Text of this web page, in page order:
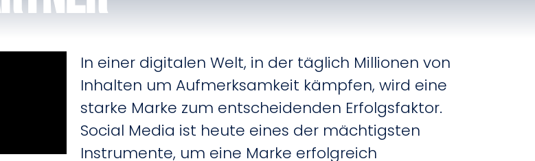
In einer digitalen Welt, in der täglich Millionen von
Inhalten um Aufmerksamkeit kämpfen, wird eine
starke Marke zum entscheidenden Erfolgsfaktor.
Social Media ist heute eines der mächtigsten
Instrumente, um eine Marke erfolgreich